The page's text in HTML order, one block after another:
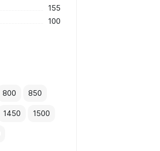
155
100
800 850
1450 1500